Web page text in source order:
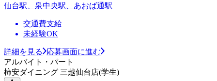
仙台駅、泉中央駅、あおば通駅
交通費支給
未経験OK
詳細を見る
応募画面に進む
アルバイト・パート
柿安ダイニング 三越仙台店(学生)